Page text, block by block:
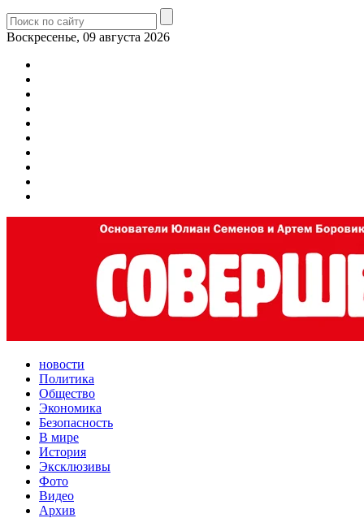
Воскресенье, 09 августа 2026
новости
Политика
Общество
Экономика
Безопасность
В мире
История
Эксклюзивы
Фото
Видео
Архив